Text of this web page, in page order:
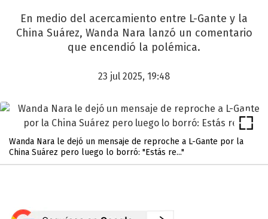
En medio del acercamiento entre L-Gante y la
China Suárez, Wanda Nara lanzó un comentario
que encendió la polémica.
23 jul 2025, 19:48
Wanda Nara le dejó un mensaje de reproche a L-Gante por la
China Suárez pero luego lo borró: "Estás re..."